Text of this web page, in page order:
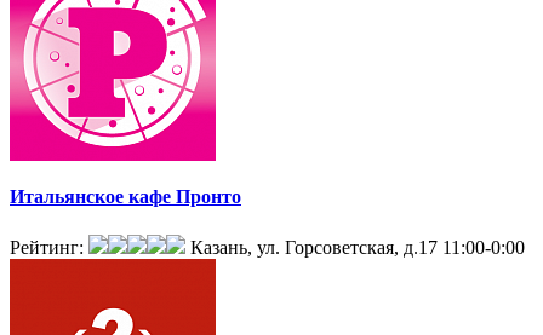
Итальянское кафе Пронто
Рейтинг: Казань, ул. Горсоветская, д.17 11:00-0:00